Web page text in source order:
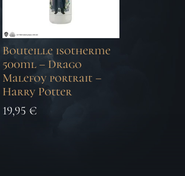
Bouteille isotherme
500ml – Drago
Malefoy portrait –
Harry Potter
19,95 €